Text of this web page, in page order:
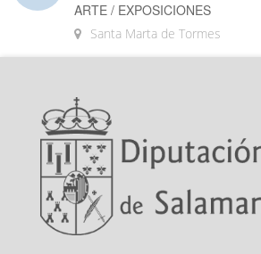
ARTE / EXPOSICIONES
Santa Marta de Tormes